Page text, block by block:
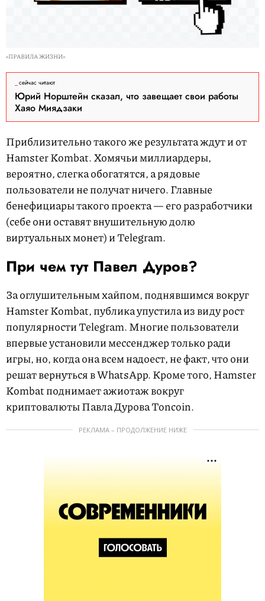
«ПРАВИЛА ЖИЗНИ»
сейчас читают
Юрий Норштейн сказал, что завещает свои работы
Хаяо Миядзаки
Приблизительно такого же результата ждут и от
Hamster Kombat. Хомячьи миллиардеры,
вероятно, слегка обогатятся, а рядовые
пользователи не получат ничего. Главные
бенефициары такого проекта — его разработчики
(себе они оставят внушительную долю
виртуальных монет) и Telegram.
При чем тут Павел Дуров?
За оглушительным хайпом, поднявшимся вокруг
Hamster Kombat, публика упустила из виду рост
популярности Telegram. Многие пользователи
впервые установили мессенджер только ради
игры, но, когда она всем надоест, не факт, что они
решат вернуться в WhatsApp. Кроме того, Hamster
Kombat поднимает ажиотаж вокруг
криптовалюты Павла Дурова Toncoin.
РЕКЛАМА – ПРОДОЛЖЕНИЕ НИЖЕ